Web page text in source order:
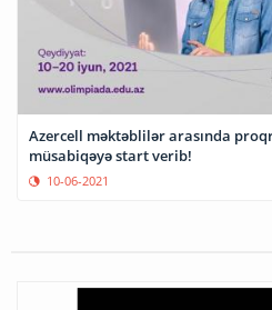
Azercell məktəblilər arasında
müsabiqəyə start verib!
10-06-2021